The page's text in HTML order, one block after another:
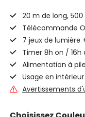
20 m de long,
Télécommande
7 jeux de lumière
Timer 8h on /
Alimentation à
Usage en
Avertissements